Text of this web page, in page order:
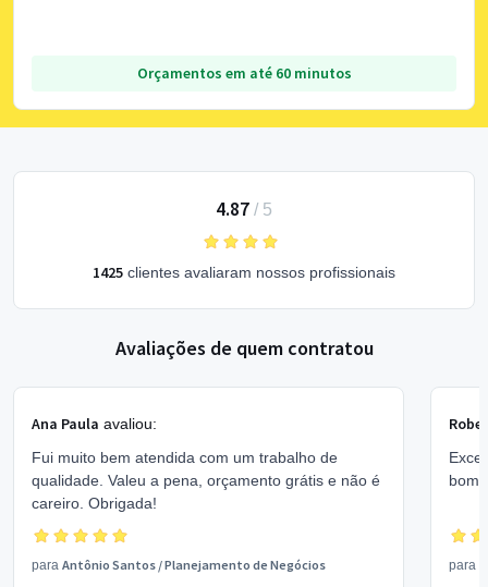
Orçamentos em até 60 minutos
4.87 / 5
1425 clientes avaliaram nossos profissionais
Avaliações de quem contratou
Ana Paula avaliou:
Fui muito bem atendida com um trabalho de
qualidade. Valeu a pena, orçamento grátis e não é
careiro. Obrigada!
para Antônio Santos /Planejamento de Negócios
bom
para